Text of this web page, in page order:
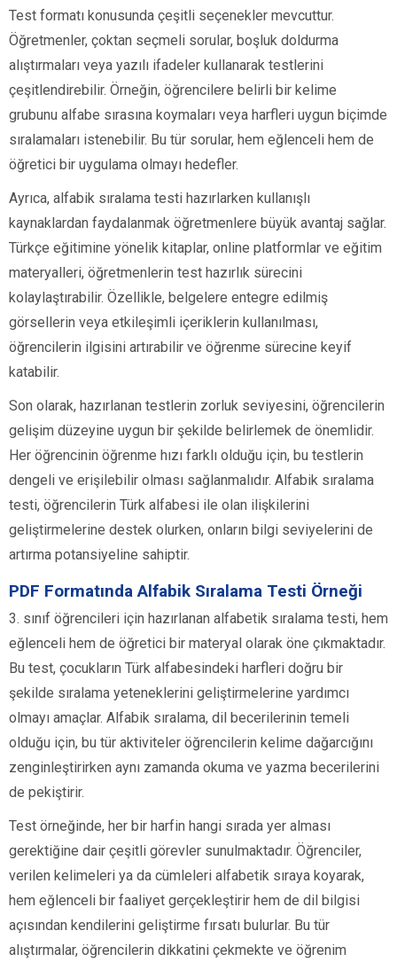
Test formatı konusunda çeşitli seçenekler mevcuttur.
Öğretmenler, çoktan seçmeli sorular, boşluk doldurma
alıştırmaları veya yazılı ifadeler kullanarak testlerini
çeşitlendirebilir. Örneğin, öğrencilere belirli bir kelime
grubunu alfabe sırasına koymaları veya harfleri uygun biçimde
sıralamaları istenebilir. Bu tür sorular, hem eğlenceli hem de
öğretici bir uygulama olmayı hedefler.
Ayrıca, alfabik sıralama testi hazırlarken kullanışlı
kaynaklardan faydalanmak öğretmenlere büyük avantaj sağlar.
Türkçe eğitimine yönelik kitaplar, online platformlar ve eğitim
materyalleri, öğretmenlerin test hazırlık sürecini
kolaylaştırabilir. Özellikle, belgelere entegre edilmiş
görsellerin veya etkileşimli içeriklerin kullanılması,
öğrencilerin ilgisini artırabilir ve öğrenme sürecine keyif
katabilir.
Son olarak, hazırlanan testlerin zorluk seviyesini, öğrencilerin
gelişim düzeyine uygun bir şekilde belirlemek de önemlidir.
Her öğrencinin öğrenme hızı farklı olduğu için, bu testlerin
dengeli ve erişilebilir olması sağlanmalıdır. Alfabik sıralama
testi, öğrencilerin Türk alfabesi ile olan ilişkilerini
geliştirmelerine destek olurken, onların bilgi seviyelerini de
artırma potansiyeline sahiptir.
PDF Formatında Alfabik Sıralama Testi Örneği
3. sınıf öğrencileri için hazırlanan alfabetik sıralama testi, hem
eğlenceli hem de öğretici bir materyal olarak öne çıkmaktadır.
Bu test, çocukların Türk alfabesindeki harfleri doğru bir
şekilde sıralama yeteneklerini geliştirmelerine yardımcı
olmayı amaçlar. Alfabik sıralama, dil becerilerinin temeli
olduğu için, bu tür aktiviteler öğrencilerin kelime dağarcığını
zenginleştirirken aynı zamanda okuma ve yazma becerilerini
de pekiştirir.
Test örneğinde, her bir harfin hangi sırada yer alması
gerektiğine dair çeşitli görevler sunulmaktadır. Öğrenciler,
verilen kelimeleri ya da cümleleri alfabetik sıraya koyarak,
hem eğlenceli bir faaliyet gerçekleştirir hem de dil bilgisi
açısından kendilerini geliştirme fırsatı bulurlar. Bu tür
alıştırmalar, öğrencilerin dikkatini çekmekte ve öğrenim